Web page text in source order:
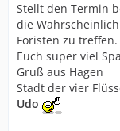
Stellt den Termin
die
Foristen zu treffen.
Euch super viel
Gruß aus Hagen
Stadt der vier
Udo